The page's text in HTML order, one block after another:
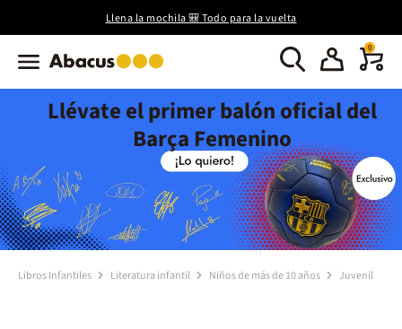
Llena la mochila 🎒 Todo para la vuelta
0
Llévate el primer balón oficial del
Barça Femenino
Libros Infantiles Literatura infantil Niños de más de 10 años Juvenil